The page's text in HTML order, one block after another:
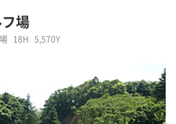
場
18H 5,570Y